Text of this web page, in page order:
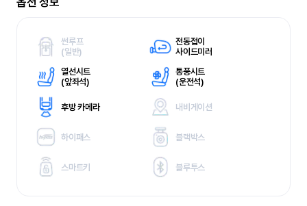
썬루프
(일반)
전동접이
사이드미러
열선시트
(앞좌석)
통풍시트
(운전석)
후방 카메라 내비게이션
하이패스 블랙박스
스마트키 블루투스